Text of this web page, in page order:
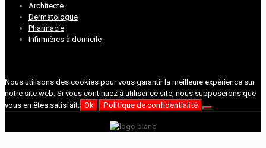
Architecte
Dermatologue
Pharmacie
Infirmières à domicile
Nous utilisons des cookies pour vous garantir la meilleure expérience sur
notre site web. Si vous continuez à utiliser ce site, nous supposerons que
vous en êtes satisfait.
Ok Politique de confidentialité